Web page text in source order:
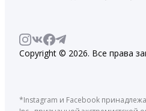
Copyright © 2026. Все права
*Instagram и Facebook